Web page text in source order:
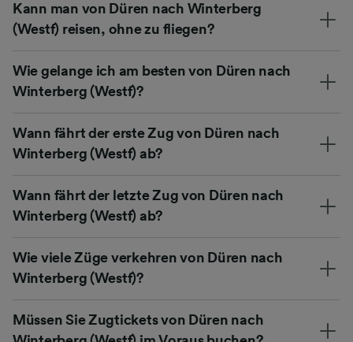
Kann man von Düren nach Winterberg
(Westf) reisen, ohne zu fliegen?
Wie gelange ich am besten von Düren nach
Winterberg (Westf)?
Wann fährt der erste Zug von Düren nach
Winterberg (Westf) ab?
Wann fährt der letzte Zug von Düren nach
Winterberg (Westf) ab?
Wie viele Züge verkehren von Düren nach
Winterberg (Westf)?
Müssen Sie Zugtickets von Düren nach